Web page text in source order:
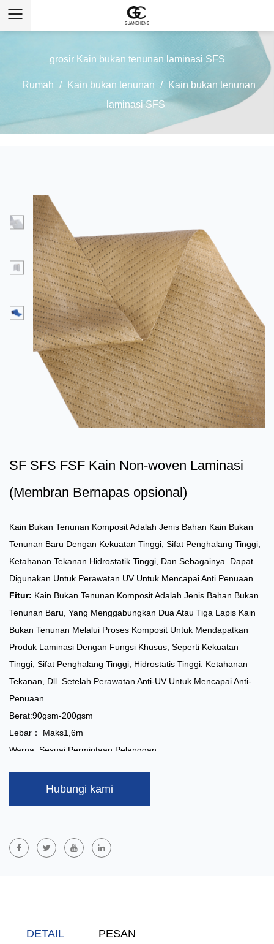
grosir Kain bukan tenunan laminasi SFS
Rumah / Kain bukan tenunan /
Kain bukan tenunan
laminasi SFS
SF SFS FSF Kain Non-woven Laminasi
(Membran Bernapas opsional)
Kain Bukan Tenunan Komposit Adalah Jenis Bahan Kain Bukan
Tenunan Baru Dengan Kekuatan Tinggi, Sifat Penghalang Tinggi,
Ketahanan Tekanan Hidrostatik Tinggi, Dan Sebagainya. Dapat
Digunakan Untuk Perawatan UV Untuk Mencapai Anti Penuaan.
Fitur: Kain Bukan Tenunan Komposit Adalah Jenis Bahan Bukan
Tenunan Baru, Yang Menggabungkan Dua Atau Tiga Lapis Kain
Bukan Tenunan Melalui Proses Komposit Untuk Mendapatkan
Produk Laminasi Dengan Fungsi Khusus, Seperti Kekuatan
Tinggi, Sifat Penghalang Tinggi, Hidrostatis Tinggi. Ketahanan
Tekanan, Dll. Setelah Perawatan Anti-UV Untuk Mencapai Anti-
Penuaan.
Berat:90gsm-200gsm
Lebar： Maks1,6m
Warna: Sesuai Permintaan Pelanggan
SF SFS FSF Kain Non-Woven Laminasi Bernapas
Dengan Lapisan Spunbond Yang Diapit Di Antara Dua Lapisan
Hubungi kami
DETAIL PESAN